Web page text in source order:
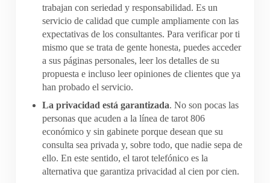
trabajan con seriedad y responsabilidad. Es un
servicio de calidad que cumple ampliamente con las
expectativas de los consultantes. Para verificar por ti
mismo que se trata de gente honesta, puedes acceder
a sus páginas personales, leer los detalles de su
propuesta e incluso leer opiniones de clientes que ya
han probado el servicio.
La privacidad está garantizada. No son pocas las
personas que acuden a la línea de tarot 806
económico y sin gabinete porque desean que su
consulta sea privada y, sobre todo, que nadie sepa de
ello. En este sentido, el tarot telefónico es la
alternativa que garantiza privacidad al cien por cien.